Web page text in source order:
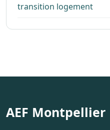
transition logement
AEF Montpellier